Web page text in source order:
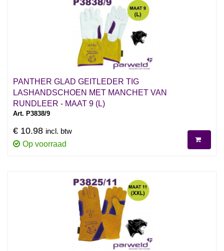
PANTHER GLAD GEITLEDER TIG
LASHANDSCHOEN MET MANCHET VAN
RUNDLEER - MAAT 9 (L)
Art. P3838/9
€ 10.98 incl. btw
Op voorraad